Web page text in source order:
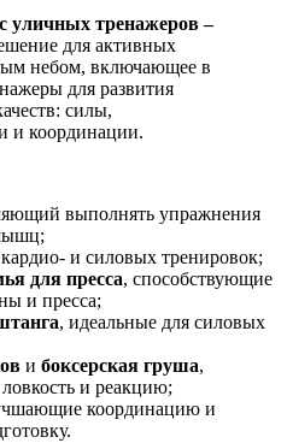
уличных тренажеров –
для активных
небом, включающее в
для развития
силы,
и координации.
выполнять упражнения
кардио- и силовых тренировок;
для пресса, способствующие
и пресса;
, идеальные для силовых
и боксерская груша,
и реакцию;
координацию и